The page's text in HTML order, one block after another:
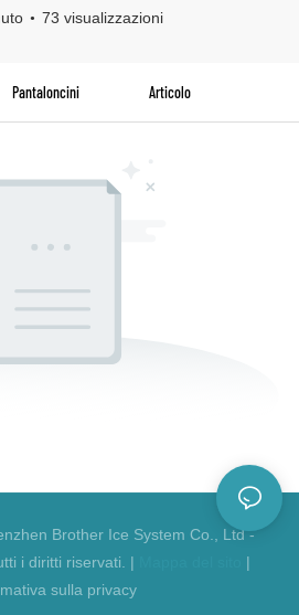
73 visualizzazioni
Pantaloncini Articolo
Brother Ice System Co., Ltd -
i diritti riservati. |
|
sulla privacy